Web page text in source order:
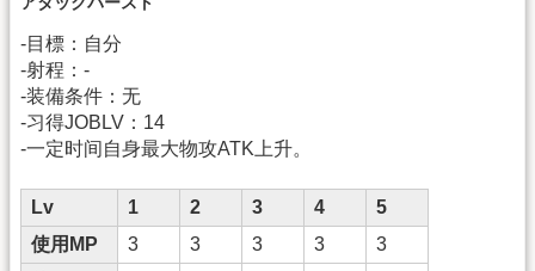
-目標：自分
-射程：-
-装備条件：无
-习得JOBLV：14
-一定时间自身最大物攻ATK上升。
Lv 1 2 3 4
5
使用MP
3 3 3 3
3